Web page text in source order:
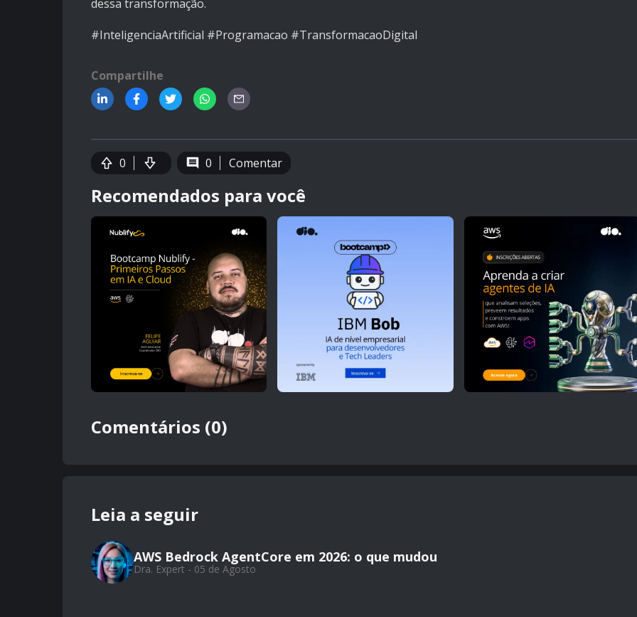
dessa transformação.
#InteligenciaArtificial #Programacao #TransformacaoDigital
Compartilhe
0 0 Comentar
Recomendados para você
Comentários (0)
Leia a seguir
AWS Bedrock AgentCore em 2026: o que mudou
Dra. Expert - 05 de Agosto